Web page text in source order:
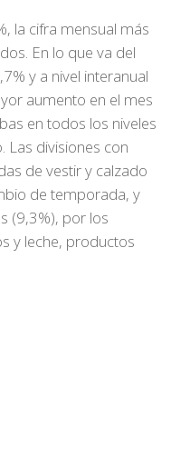
la cifra mensual más
En lo que va del
y a nivel interanual
aumento en el mes
en todos los niveles
Las divisiones con
de vestir y calzado
de temporada, y
(9,3%), por los
y leche, productos